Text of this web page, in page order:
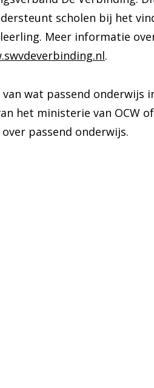
scholen bij het
Meer informatie
.
wat passend onderwijs
het ministerie van OCW
passend onderwijs.